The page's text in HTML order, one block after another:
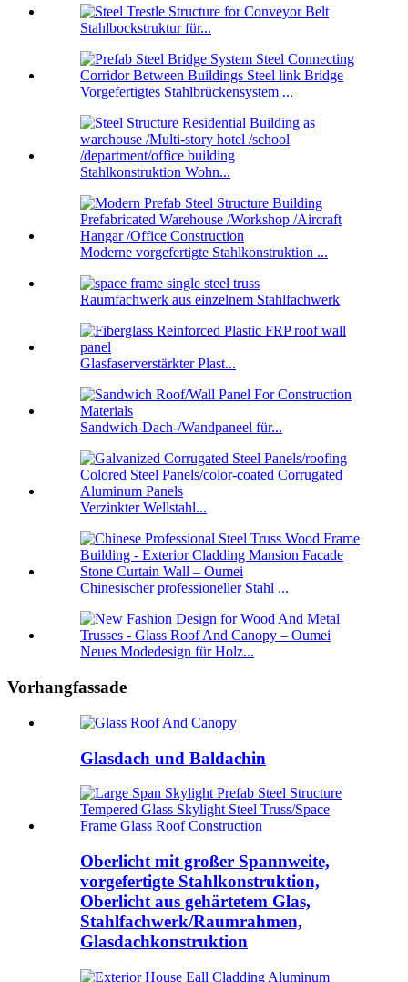
Stahlbockstruktur für...
Vorgefertigtes Stahlbrückensystem ...
Stahlkonstruktion Wohn...
Moderne vorgefertigte Stahlkonstruktion ...
Raumfachwerk aus einzelnem Stahlfachwerk
Glasfaserverstärkter Plast...
Sandwich-Dach-/Wandpaneel für...
Verzinkter Wellstahl...
Chinesischer professioneller Stahl ...
Neues Modedesign für Holz...
Vorhangfassade
Glasdach und Baldachin
Oberlicht mit großer Spannweite,
vorgefertigte Stahlkonstruktion,
Oberlicht aus gehärtetem Glas,
Stahlfachwerk/Raumrahmen,
Glasdachkonstruktion